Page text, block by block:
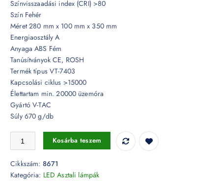
Színvisszaadási index (CRI) >80
Szín Fehér
Méret 280 mm x 100 mm x 350 mm
Energiaosztály A
Anyaga ABS Fém
Tanúsítványok CE, ROSH
Termék típus VT-7403
Kapcsolási ciklus >15000
Élettartam min. 20000 üzemóra
Gyártó V-TAC
Súly 670 g/db
3,6W LED fehér/ezüst asztali lámpa 3000K - 8671 mennyiség
Kosárba teszem
Cikkszám: 8671
Kategória: LED Asztali lámpák